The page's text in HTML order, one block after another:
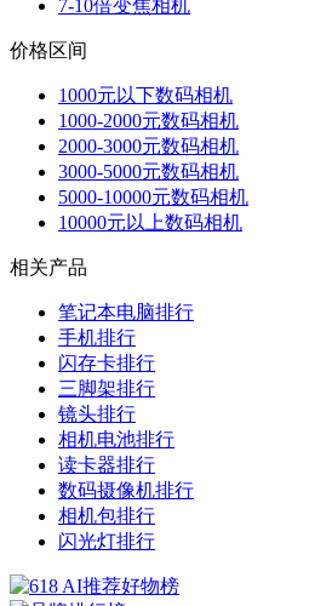
7-10倍变焦相机
价格区间
1000元以下数码相机
1000-2000元数码相机
2000-3000元数码相机
3000-5000元数码相机
5000-10000元数码相机
10000元以上数码相机
相关产品
笔记本电脑排行
手机排行
闪存卡排行
三脚架排行
镜头排行
相机电池排行
读卡器排行
数码摄像机排行
相机包排行
闪光灯排行